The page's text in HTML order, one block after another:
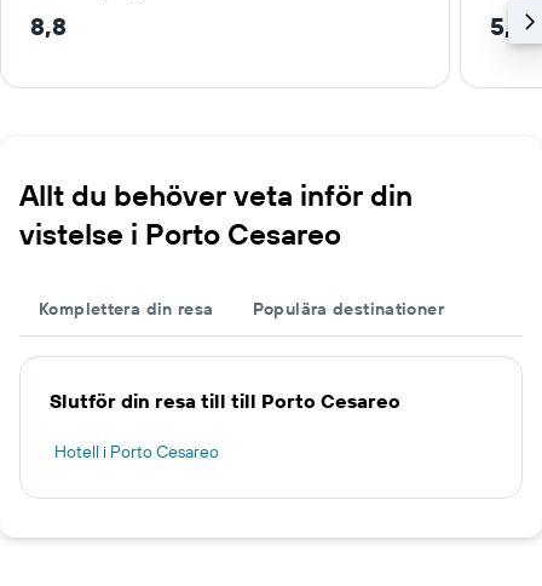
8,8 5,7
Allt du behöver veta inför din
vistelse i Porto Cesareo
Komplettera din resa Populära destinationer
Slutför din resa till till Porto Cesareo
Hotell i Porto Cesareo